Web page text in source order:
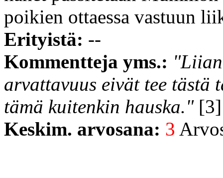
poikien ottaessa vastuun
Erityistä: --
Kommentteja yms.:
arvattavuus eivät tee tästä
tämä kuitenkin hauska."[3]
Keskim. arvosana: 3